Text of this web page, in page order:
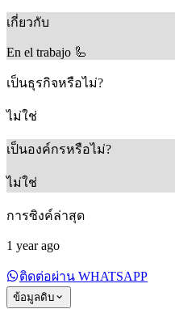
เกี่ยวกับ
En el trabajo 🦾
เป็นธุรกิจหรือไม่?
ไม่ใช่
เป็นองค์กรหรือไม่?
ไม่ใช่
การซิงค์ล่าสุด
1 year ago
ติดต่อผ่าน WHATSAPP
ข้อมูลดิบ